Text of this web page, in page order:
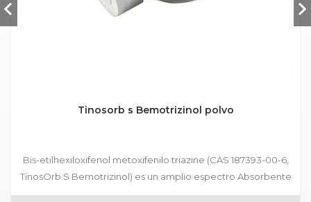
Tinosorb s Bemotrizinol polvo
Bis-etilhexiloxifenol metoxifenilo triazine (CAS 187393-00-6,
TinosOrb S Bemotrizinol) es un amplio espectro Absorbente
ultravioleta que absorbe UVA y UVB y se agrega a varios